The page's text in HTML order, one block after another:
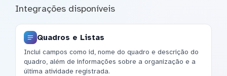
Integrações disponíveis
Quadros e Listas
Inclui campos como id, nome do quadro e descrição do
quadro, além de informações sobre a organização e a
última atividade registrada.